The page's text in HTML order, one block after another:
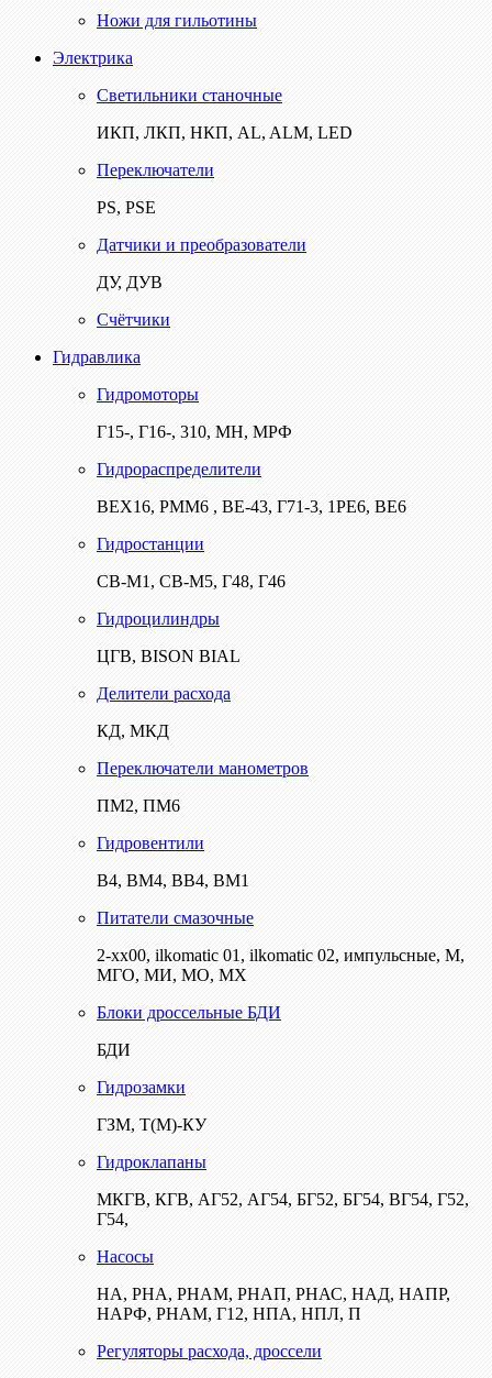
Ножи для гильотины
Электрика
Светильники станочные
ИКП, ЛКП, НКП, AL, ALM, LED
Переключатели
PS, PSE
Датчики и преобразователи
ДУ, ДУВ
Счётчики
Гидравлика
Гидромоторы
Г15-, Г16-, 310, МН, МРФ
Гидрораспределители
ВЕХ16, РММ6 , ВЕ-43, Г71-3, 1РЕ6, ВЕ6
Гидростанции
СВ-М1, СВ-М5, Г48, Г46
Гидроцилиндры
ЦГВ, BISON BIAL
Делители расхода
КД, МКД
Переключатели манометров
ПМ2, ПМ6
Гидровентили
В4, ВМ4, ВВ4, ВМ1
Питатели смазочные
2-хх00, ilkomatic 01, ilkomatic 02, импульсные, М,
МГО, МИ, МО, МХ
Блоки дроссельные БДИ
БДИ
Гидрозамки
ГЗМ, Т(М)-КУ
Гидроклапаны
МКГВ, КГВ, АГ52, АГ54, БГ52, БГ54, ВГ54, Г52,
Г54,
Насосы
НА, РНА, РНАМ, РНАП, РНАС, НАД, НАПР,
НАРФ, РНАМ, Г12, НПА, НПЛ, П
Регуляторы расхода, дроссели